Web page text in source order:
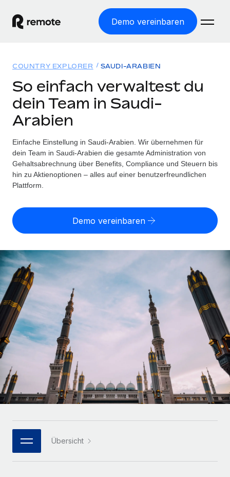
Demo vereinbaren
WELTWEITE BESCHÄFTIGUNG
Globale Payroll
Employer of Record
Weltweites Wachstum ohne Kosten für Niederlassungen
Contractor of Record
Contractor Management
Globales Onboarding und Verwalten von
PEO
Auslagern von komplexen HR-Aufgaben
INFRASTRUKTUR
Remote Embedded
Nahtlose Integration der HR in bestehende Abläufe
Plattform
Integrierte HR-Kernfunktionen für dein Team
Verknüpfen Neu
MCP
Integrationen
Lösungen
Country Explorer
Länderspezifische Unterstützung bei der Einstellung
Explorer für US-Bundesstaaten
Vergleiche mit unseren Mitbewerbern
WACHSTUMSPHASE
Startups
Agile HR- und Payroll-Lösungen für wachsende
Unternehmen
Mittelstand
Maßgeschneiderte HR-Lösungen, um Teams zu
vergrößern
Enterprise
Globale HR für Konzerne und Großunternehmen
Strategische Technologiepartner
Flexible Einbettung von Global-HR-Funktionen in deine
Plattform
Ressourcen
TOOLS UND RECHNER
Scheinselbstständigkeitsrisiko berechnen
Länderspezifische Einschätzung des
Personalkostenrechner
Honorarzahlungen berechnen
Informationen zu möglichen Währungen und
Abwicklungsfristen für globale Freelancer:innen
LERNEN MIT REMOTE
Forschung und Leitfäden
Fallstudien
HR-Glossar
Checklisten und Vorlagen
Bibliothek für Stellenbeschreibungen
Webinare
Events
Preise
English
Nederlands
Français
Deutsch
Español
Português (Portugal)
日本語
한국어
COUNTRY EXPLORER SAUDI-ARABIEN
So einfach verwaltest du
dein Team in Saudi-
Arabien
Einfache Einstellung in Saudi-Arabien. Wir übernehmen für
dein Team in Saudi-Arabien die gesamte Administration von
Gehaltsabrechnung über Benefits, Compliance und Steuern bis
hin zu Aktienoptionen – alles auf einer benutzerfreundlichen
Plattform.
Demo vereinbaren
Übersicht